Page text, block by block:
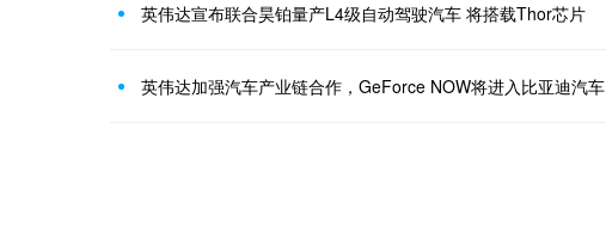
英伟达宣布联合昊铂量产L4级自动驾驶汽车 将搭载Thor芯片
英伟达加强汽车产业链合作，GeForce NOW将进入比亚迪汽车